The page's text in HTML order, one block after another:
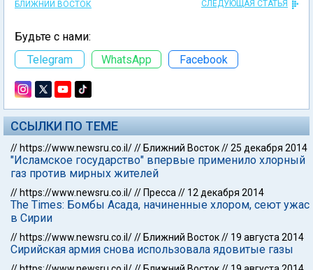
БЛИЖНИЙ ВОСТОК СЛЕДУЮЩАЯ СТАТЬЯ
Будьте с нами:
Telegram
WhatsApp Facebook
ССЫЛКИ ПО ТЕМЕ
// https://www.newsru.co.il/// Ближний Восток//25 декабря 2014
"Исламское государство" впервые применило хлорный
газ против мирных жителей
// https://www.newsru.co.il/// Пресса // 12 декабря 2014
The Times: Бомбы Асада, начиненные хлором, сеют ужас
в Сирии
// https://www.newsru.co.il/// Ближний Восток// 19 августа 2014
Сирийская армия снова использовала ядовитые газы